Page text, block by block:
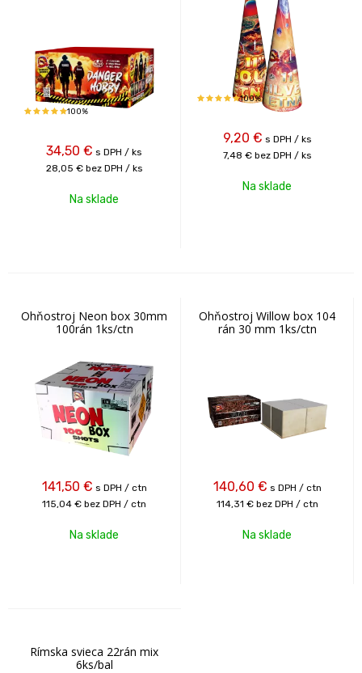
100%
34,50 € s DPH / ks
28,05 € bez DPH / ks
Na sklade
100%
9,20 € s DPH / ks
7,48 € bez DPH / ks
Na sklade
Ohňostroj Neon box 30mm
100rán 1ks/ctn
141,50 € s DPH / ctn
115,04 € bez DPH / ctn
Na sklade
Ohňostroj Willow box 104
rán 30 mm 1ks/ctn
140,60 € s DPH / ctn
114,31 € bez DPH / ctn
Na sklade
Rímska svieca 22rán mix
6ks/bal